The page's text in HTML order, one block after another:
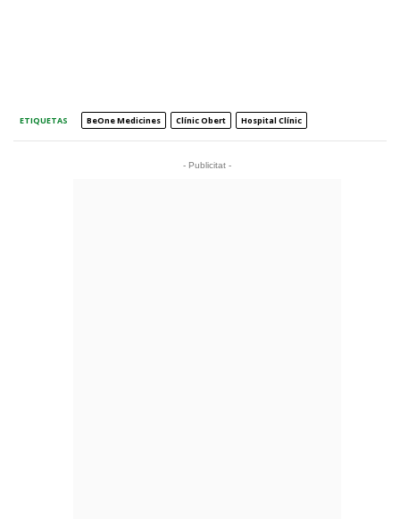
ETIQUETAS BeOne Medicines Clínic Obert Hospital Clínic
- Publicitat -